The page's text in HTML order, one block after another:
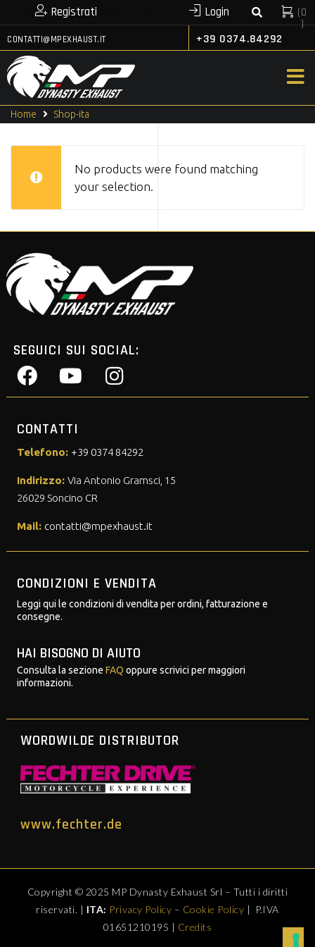
CONTATTI@MPEXHAUST.IT +39 0374.84292
Registrati Login (0
)
Home Shop-ita
No products were found matching
your selection.
SEGUICI SUI SOCIAL:
CONTATTI
Telefono: +39 0374 84292
Indirizzo: Via Antonio Gramsci, 15
26029 Soncino CR
Mail: contatti@mpexhaust.it
CONDIZIONI E VENDITA
Leggi qui le condizioni di vendita per ordini, fatturazione e
consegne.
HAI BISOGNO DI AIUTO
Consulta la sezione FAQ oppure scrivici per maggiori
informazioni.
WORDWILDE DISTRIBUTOR
www.fechter.de
Copyright © 2025 MP Dynasty Exhaust Srl – Tutti i diritti
riservati. | ITA: Privacy Policy – Cookie Policy | P.IVA
01651210195 | Credits